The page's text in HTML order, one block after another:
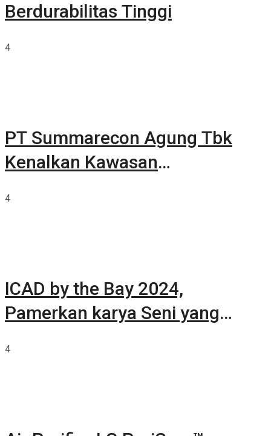
Berdurabilitas Tinggi
4
PT Summarecon Agung Tbk
Kenalkan Kawasan
4
ICAD by the Bay 2024,
Pamerkan karya Seni yang
4